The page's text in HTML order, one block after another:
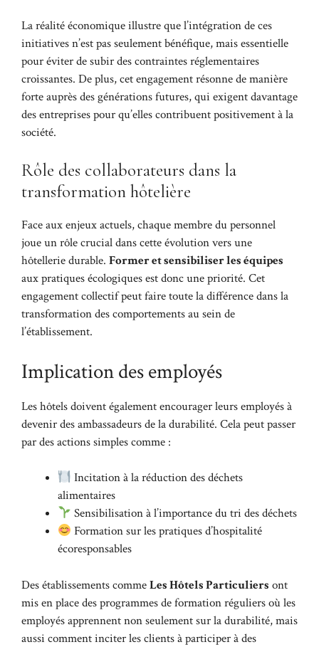
La réalité économique illustre que l’intégration de ces
initiatives n’est pas seulement bénéfique, mais essentielle
pour éviter de subir des contraintes réglementaires
croissantes. De plus, cet engagement résonne de manière
forte auprès des générations futures, qui exigent davantage
des entreprises pour qu’elles contribuent positivement à la
société.
Rôle des collaborateurs dans la
transformation hôtelière
Face aux enjeux actuels, chaque membre du personnel
joue un rôle crucial dans cette évolution vers une
hôtellerie durable. Former et sensibiliser les équipes
aux pratiques écologiques est donc une priorité. Cet
engagement collectif peut faire toute la différence dans la
transformation des comportements au sein de
l’établissement.
Implication des employés
Les hôtels doivent également encourager leurs employés à
devenir des ambassadeurs de la durabilité. Cela peut passer
par des actions simples comme :
Incitation à la réduction des déchets
alimentaires
Sensibilisation à l’importance du tri des déchets
Formation sur les pratiques d’hospitalité
écoresponsables
Des établissements commeLes Hôtels Particuliers ont
mis en place des programmes de formation réguliers où les
employés apprennent non seulement sur la durabilité, mais
aussi comment inciter les clients à participer à des